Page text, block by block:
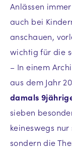
Anlässen
auch bei
anschauen,
wichtig für die
– In einem
aus dem Jahr
damals
sieben
keineswegs
sondern die